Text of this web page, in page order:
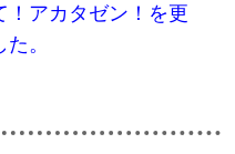
！アカタゼン！を更
。